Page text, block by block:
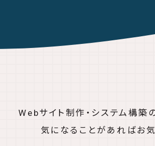
Webサイト制作・システム構築
気になることがあればお